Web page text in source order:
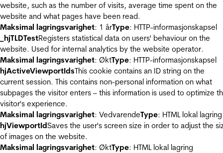
website, such as the number of visits, average time spent on the
website and what pages have been read.
Maksimal lagringsvarighet: 1 årType: HTTP-informasjonskapsel
_hjTLDTestRegisters statistical data on users' behaviour on the
website. Used for internal analytics by the website operator.
Maksimal lagringsvarighet: ØktType: HTTP-informasjonskapsel
hjActiveViewportIdsThis cookie contains an ID string on the
current session. This contains non-personal information on what
subpages the visitor enters – this information is used to optimize
visitor's experience.
Maksimal lagringsvarighet: VedvarendeType: HTML lokal lagring
hjViewportIdSaves the user's screen size in order to adjust the
of images on the website.
Maksimal lagringsvarighet: ØktType: HTML lokal lagring